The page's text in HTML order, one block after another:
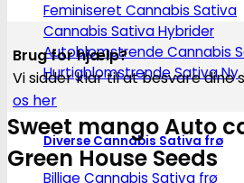
Feminiseret Cannabis Sativa
Cannabis Sativa Hybrider
Autoblomstrende Cannabis
Hurtigblomstrende Sativa
Diverse Cannabis Sativa frø
Billige Cannabis Sativa frø
Brug for hjælp?
Vi sidder klar til at besvare dine
os her
Sweet mango Auto
Green House Seeds